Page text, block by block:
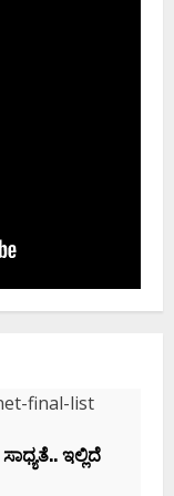
ಇಲ್ಲಿದೆ